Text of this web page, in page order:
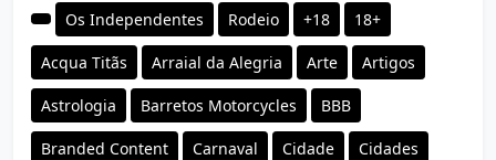
Os Independentes Rodeio +18 18+
Acqua Titãs Arraial da Alegria Arte Artigos
Astrologia Barretos Motorcycles BBB
Branded Content Carnaval Cidade Cidades